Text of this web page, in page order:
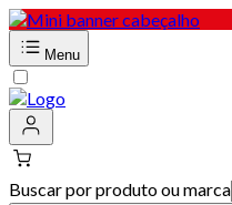
Menu
Buscar por produto ou marca